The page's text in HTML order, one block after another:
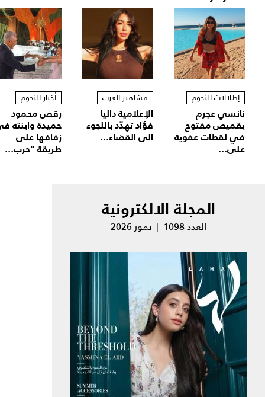
إطلالات النجوم
نانسي عجرم
بقميص مفتوح
في لقطات عفوية
على...
مشاهير العرب
الإعلامية داليا
فؤاد تهدّد باللجوء
الى القضاء...
أخبار النجوم
رقص محمود
حميدة وابنته
زفافها على
طريقة "حرب...
المجلة الالكترونية
العدد 1098 | تموز 2026